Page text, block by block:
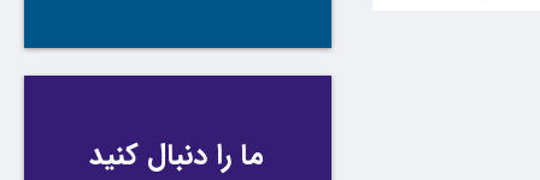
ما را دنبال کنید